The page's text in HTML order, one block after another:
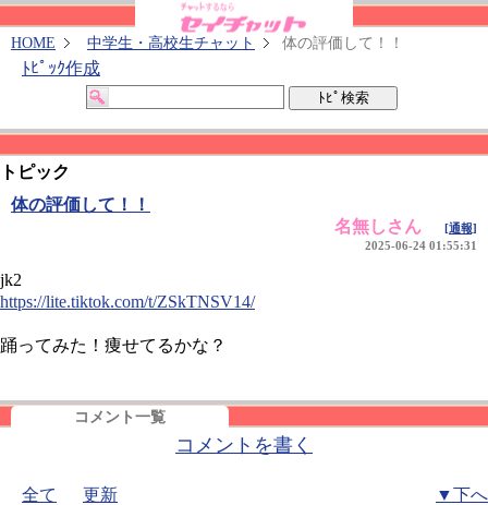
HOME 中学生・高校生チャット 体の評価して！！
ﾄﾋﾟｯｸ作成
トピック
体の評価して！！
名無しさん
[通報]
2025-06-24 01:55:31
jk2
https://lite.tiktok.com/t/ZSkTNSV14/
踊ってみた！痩せてるかな？
コメント一覧
コメントを書く
全て 更新
▼下へ